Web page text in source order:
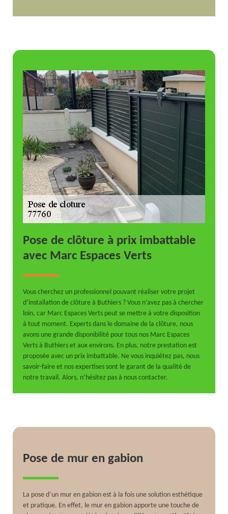
Pose de clôture à prix imbattable
avec Marc Espaces Verts
Vous cherchez un professionnel pouvant réaliser votre projet
d’installation de clôture à Buthiers ? Vous n’avez pas à chercher
loin, car Marc Espaces Verts peut se mettre à votre disposition
à tout moment. Experts dans le domaine de la clôture, nous
avons une grande disponibilité pour tous nos Marc Espaces
Verts à Buthiers et aux environs. En plus, notre prestation est
proposée avec un prix imbattable. Ne vous inquiétez pas, nous
savoir-faire et nos expertises sont le garant de la qualité de
notre travail. Alors, n’hésitez pas à nous contacter.
Pose de mur en gabion
La pose d’un mur en gabion est à la fois une solution esthétique
et pratique. En effet, le mur en gabion apporte une touche de